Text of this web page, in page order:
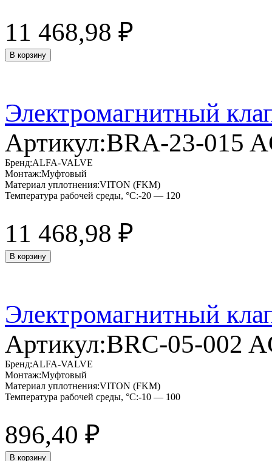
11 468,98 ₽
В корзину
Электромагнитный
Артикул:BRA-23-015
Бренд:ALFA-VALVE
Монтаж:Муфтовый
Материал уплотнения:VITON (FKM)
Температура рабочей среды, °C:-20 — 120
11 468,98 ₽
В корзину
Электромагнитный
Артикул:BRC-05-002
Бренд:ALFA-VALVE
Монтаж:Муфтовый
Материал уплотнения:VITON (FKM)
Температура рабочей среды, °C:-10 — 100
896,40 ₽
В корзину